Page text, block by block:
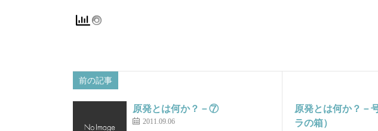
前の記事
原発とは何か？－⑦
2011.09.06
原発とは何か？－
ラの箱）